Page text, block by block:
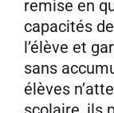
remise en
capacités
l’élève et
sans
élèves